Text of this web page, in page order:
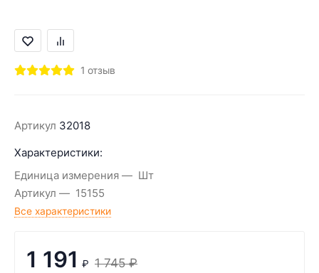
1 отзыв
Артикул 32018
Характеристики:
Единица измерения
Шт
Артикул
15155
Все характеристики
1 191 ₽ 1 745 ₽